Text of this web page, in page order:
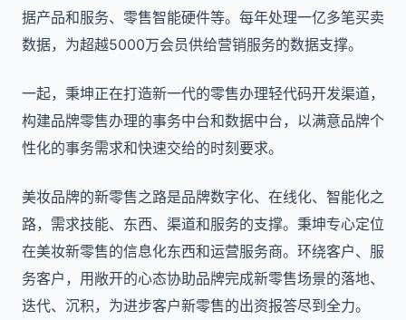
据产品和服务、零售智能硬件等。每年处理一亿多笔买卖
数据，为超越5000万会员供给营销服务的数据支撑。
一起，秉坤正在打造新一代的零售办理轻代码开发渠道，
构建品牌零售办理的事务中台和数据中台，以满意品牌个
性化的事务需求和快速交给的时刻要求。
美妆品牌的新零售之路是品牌数字化、在线化、智能化之
路，需求技能、东西、渠道和服务的支撑。秉坤专心定位
在美妆新零售的信息化东西和运营服务商。环绕客户、服
务客户，用敞开的心态协助品牌完成新零售场景的落地、
迭代、沉积，为进步客户新零售的出资报答尽到全力。